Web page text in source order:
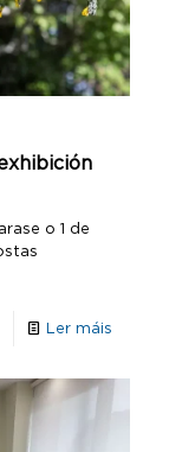
o 1 de
Ler máis